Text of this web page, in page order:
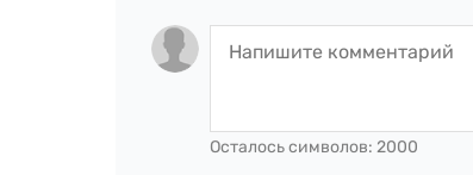
Осталось символов: 2000